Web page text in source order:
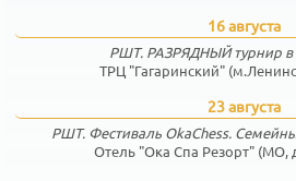
16 августа
РШТ. РАЗРЯДНЫЙ турнир в
ТРЦ "Гагаринский"
23 августа
РШТ. Фестиваль OkaChess.
Отель "Ока Спа Резорт" (МО,